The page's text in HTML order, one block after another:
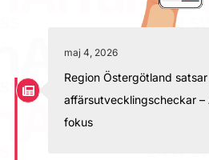
maj 4, 2026
Region Östergötland
affärsutvecklingscheckar –
fokus